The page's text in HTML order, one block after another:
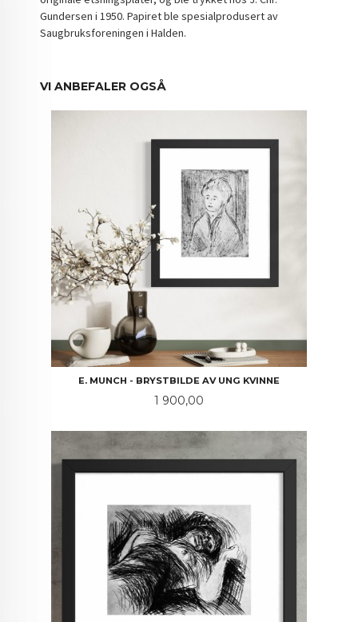
Gundersen i 1950. Papiret ble spesialprodusert av
Saugbruksforeningen i Halden.
VI ANBEFALER OGSÅ
E. MUNCH - BRYSTBILDE AV UNG KVINNE
Pris
1 900,00